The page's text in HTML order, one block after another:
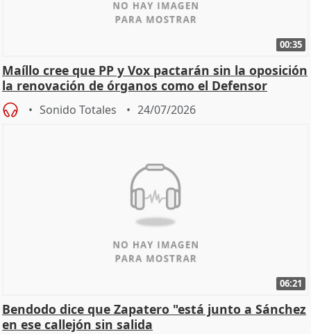
00:35
Maíllo cree que PP y Vox pactarán sin la oposición
la renovación de órganos como el Defensor
Sonido Totales 24/07/2026
06:21
Bendodo dice que Zapatero "está junto a Sánchez
en ese callejón sin salida